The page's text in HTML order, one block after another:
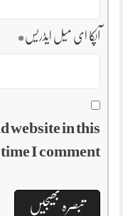
آپکا ای میل ایڈریس*
website in this
I comment.